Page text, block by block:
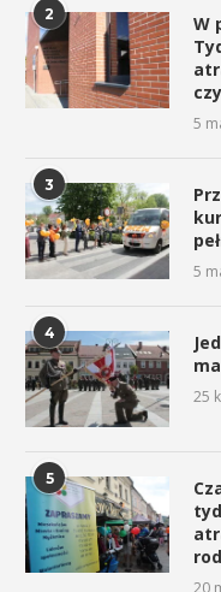
2
W
5
3
5
4
25
5